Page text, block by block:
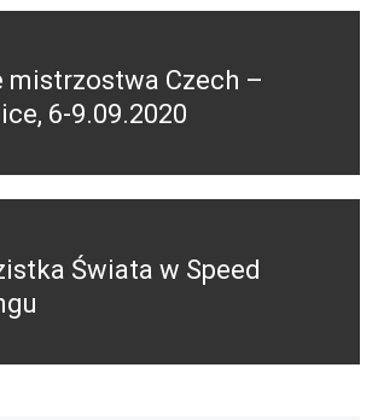
mistrzostwa Czech –
6-9.09.2020
Świata w Speed